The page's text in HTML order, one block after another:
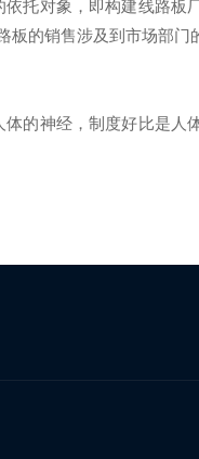
托对象，即构建线路板
的销售涉及到市场部门
的神经，制度好比是人